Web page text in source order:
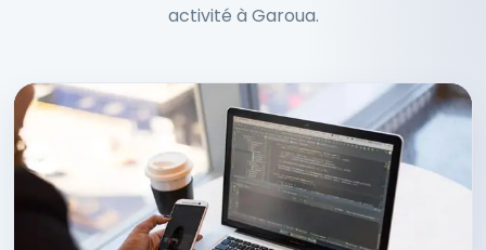
activité à Garoua.